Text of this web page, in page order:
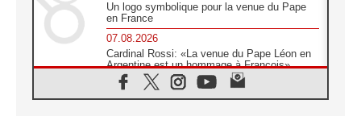
Un logo symbolique pour la venue du Pape
en France
07.08.2026
Cardinal Rossi: «La venue du Pape Léon en
Argentine est un hommage à François»
07.08.2026
Hiroshima et Nagasaki, 81 ans après,